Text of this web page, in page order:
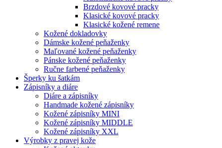
Brzdové kovové pracky
Klasické kovové pracky
Klasické kožené remene
Kožené dokladovky
Dámske kožené peňaženky
Maľované kožené peňaženky
Pánske kožené peňaženky
Ručne farbené peňaženky
Šperky ku šatkám
Zápisníky a diáre
Diáre a zápisníky
Handmade kožené zápisníky
Kožené zápisníky MINI
Kožené zápisníky MIDDLE
Kožené zápisníky XXL
Výrobky z pravej kože